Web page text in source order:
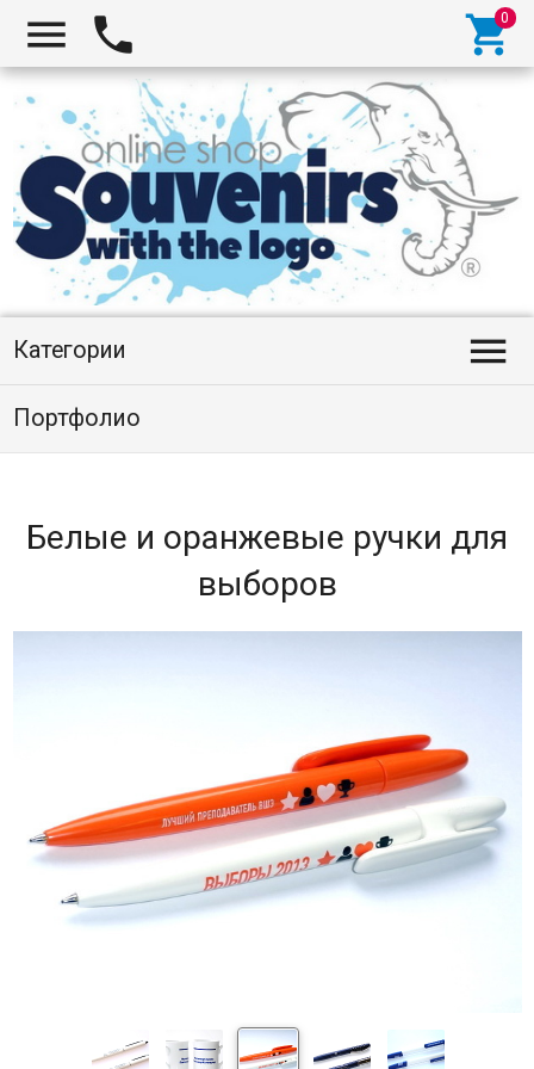
  
Категории 
Портфолио
Белые и оранжевые ручки для
выборов